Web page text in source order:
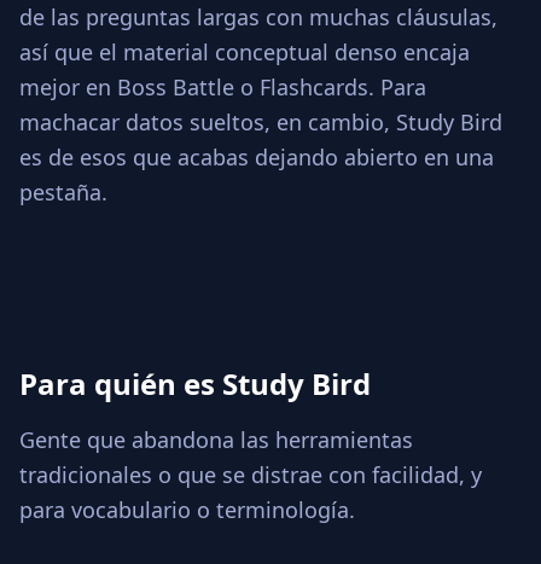
de las preguntas largas con muchas cláusulas,
así que el material conceptual denso encaja
mejor en Boss Battle o Flashcards. Para
machacar datos sueltos, en cambio, Study Bird
es de esos que acabas dejando abierto en una
pestaña.
Para quién es Study Bird
Gente que abandona las herramientas
tradicionales o que se distrae con facilidad, y
para vocabulario o terminología.